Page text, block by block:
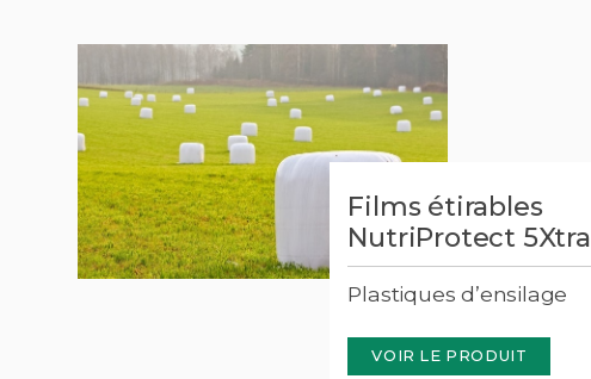
Films étirables
NutriProtect 5Xtra
Plastiques d’ensilage
VOIR LE PRODUIT